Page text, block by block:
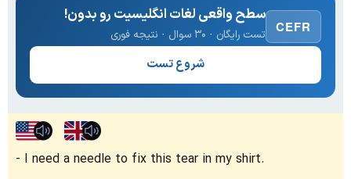
CEFR
سطح واقعی لغات انگلیسیت رو بدون!
تست رایگان · ۳۰ سوال · نتیجه فوری
شروع تست
I need a needle to fix this tear in my shirt.